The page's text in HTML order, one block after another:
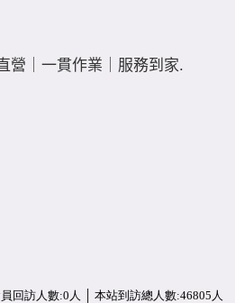
營｜一貫作業｜服務到家.